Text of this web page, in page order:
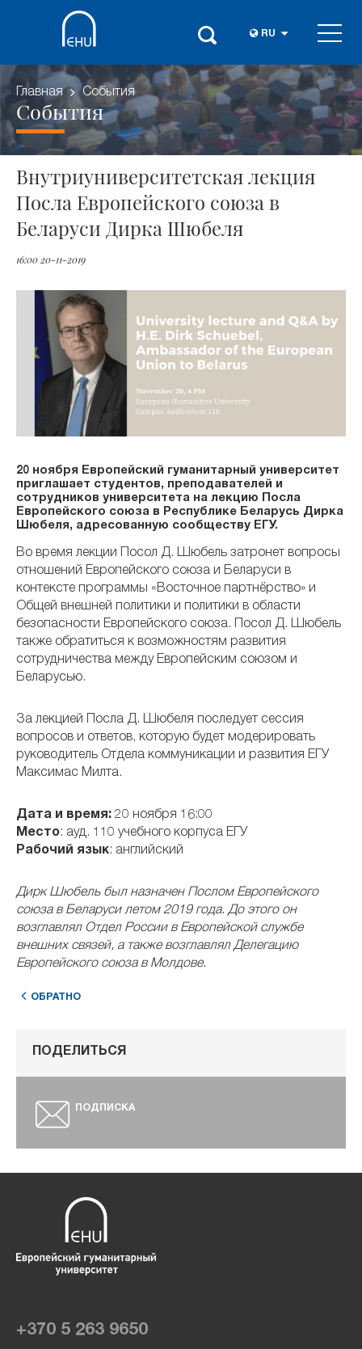
RU
Главная События
События
Внутриуниверситетская лекция
Посла Европейского союза в
Беларуси Дирка Шюбеля
16:00 20-11-2019
20 ноября Европейский гуманитарный университет
приглашает студентов, преподавателей и
сотрудников университета на лекцию Посла
Европейского союза в Республике Беларусь Дирка
Шюбеля, адресованную сообществу ЕГУ.
Во время лекции Посол Д. Шюбель затронет вопросы
отношений Европейского союза и Беларуси в
контексте программы «Восточное партнёрство» и
Общей внешней политики и политики в области
безопасности Европейского союза. Посол Д. Шюбель
также обратиться к возможностям развития
сотрудничества между Европейским союзом и
Беларусью.
За лекцией Посла Д. Шюбеля последует сессия
вопросов и ответов, которую будет модерировать
руководитель Отдела коммуникации и развития ЕГУ
Максимас Милта.
Дата и время: 20 ноября 16:00
Место: ауд. 110 учебного корпуса ЕГУ
Рабочий язык: английский
Дирк Шюбель был назначен Послом Европейского
союза в Беларуси летом 2019 года. До этого он
возглавлял Отдел России в Европейской службе
внешних связей, а также возглавлял Делегацию
Европейского союза в Молдове.
ОБРАТНО
ПОДЕЛИТЬСЯ
ПОДПИСКА
+370 5 263 9650